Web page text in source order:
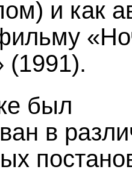
и как
(1991).
был
в